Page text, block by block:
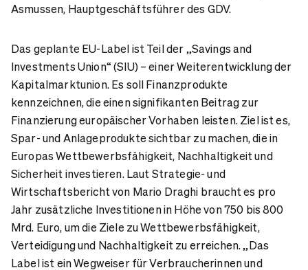
Asmussen, Hauptgeschäftsführer des GDV.
Das geplante EU-Label ist Teil der „Savings and
Investments Union“ (SIU) – einer Weiterentwicklung der
Kapitalmarktunion. Es soll Finanzprodukte
kennzeichnen, die einen signifikanten Beitrag zur
Finanzierung europäischer Vorhaben leisten. Ziel ist es,
Spar- und Anlageprodukte sichtbar zu machen, die in
Europas Wettbewerbsfähigkeit, Nachhaltigkeit und
Sicherheit investieren. Laut Strategie- und
Wirtschaftsbericht von Mario Draghi braucht es pro
Jahr zusätzliche Investitionen in Höhe von 750 bis 800
Mrd. Euro, um die Ziele zu Wettbewerbsfähigkeit,
Verteidigung und Nachhaltigkeit zu erreichen. „Das
Label ist ein Wegweiser für Verbraucherinnen und